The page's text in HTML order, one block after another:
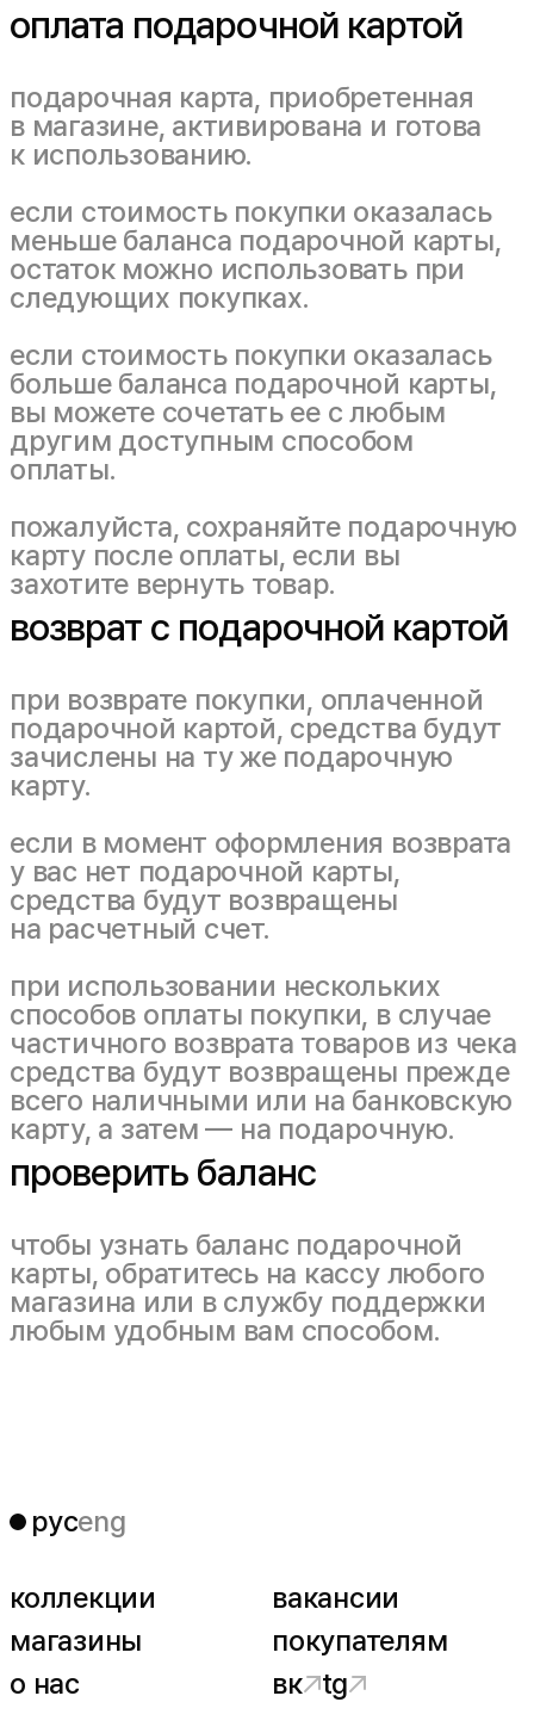
оплата подарочной картой
подарочная карта, приобретенная
в магазине, активирована и готова
к использованию.
если стоимость покупки оказалась
меньше баланса подарочной карты,
остаток можно использовать при
следующих покупках.
если стоимость покупки оказалась
больше баланса подарочной карты,
вы можете сочетать ее с любым
другим доступным способом
оплаты.
пожалуйста, сохраняйте подарочную
карту после оплаты, если вы
захотите вернуть товар.
возврат с подарочной картой
при возврате покупки, оплаченной
подарочной картой, средства будут
зачислены на ту же подарочную
карту.
если в момент оформления возврата
у вас нет подарочной карты,
средства будут возвращены
на расчетный счет.
при использовании нескольких
способов оплаты покупки, в случае
частичного возврата товаров из чека
средства будут возвращены прежде
всего наличными или на банковскую
карту, а затем — на подарочную.
проверить баланс
чтобы узнать баланс подарочной
карты, обратитесь на кассу любого
магазина или в службу поддержки
любым удобным вам способом.
русeng
коллекции
о нас
покупателям
магазины
вакансии
вк tg